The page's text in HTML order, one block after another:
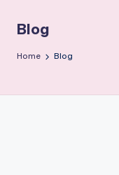
Blog
Home Blog